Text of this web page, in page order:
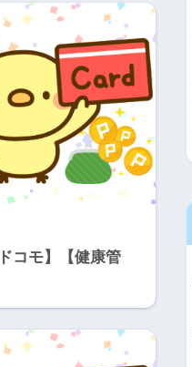
コモ】【健康管